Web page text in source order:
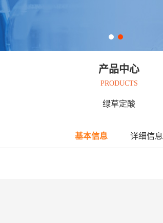
产品中心
PRODUCTS
绿草定酸
基本信息 详细信息